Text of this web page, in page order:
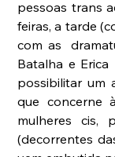
pessoas trans
feiras, a tarde
com as
Batalha e
possibilitar um
que concerne
mulheres cis,
(decorrentes